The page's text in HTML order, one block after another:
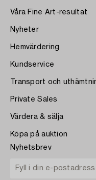
Våra Fine Art-resultat
Nyheter
Hemvärdering
Kundservice
Transport och
Private Sales
Värdera & sälja
Köpa på auktion
Nyhetsbrev